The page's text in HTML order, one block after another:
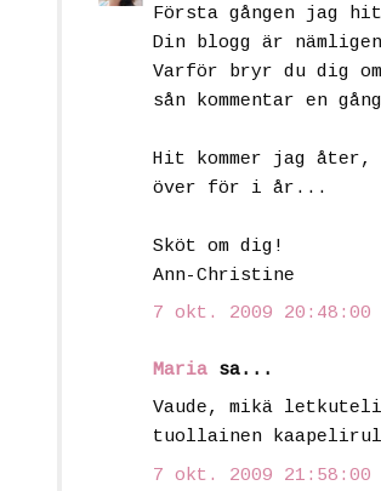
Första gången jag
Din blogg är
Varför bryr du dig
sån kommentar en
Hit kommer jag åter,
över för i år...
Sköt om dig!
Ann-Christine
7 okt. 2009 20:48:00
Maria sa...
Vaude, mikä
tuollainen
7 okt. 2009 21:58:00